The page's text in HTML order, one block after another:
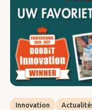
Innovation